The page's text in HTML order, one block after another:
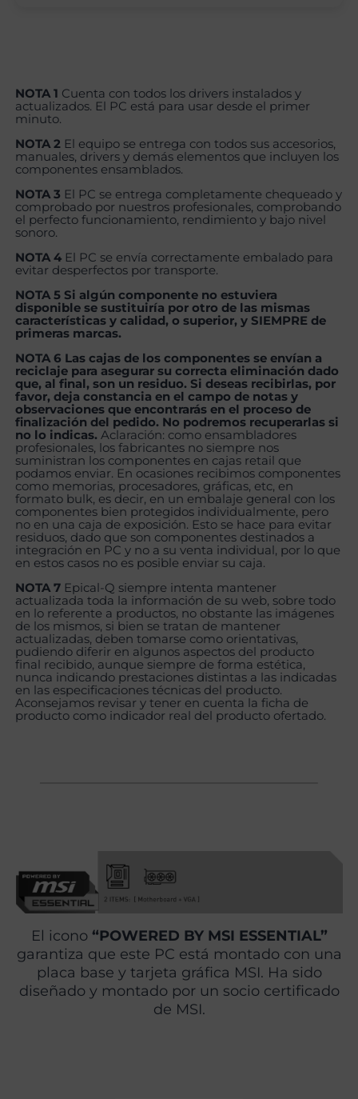
NOTA 1 Cuenta con todos los drivers instalados y
actualizados. El PC está para usar desde el primer
minuto.
NOTA 2 El equipo se entrega con todos sus accesorios,
manuales, drivers y demás elementos que incluyen los
componentes ensamblados.
NOTA 3 El PC se entrega completamente chequeado y
comprobado por nuestros profesionales, comprobando
el perfecto funcionamiento, rendimiento y bajo nivel
sonoro.
NOTA 4 El PC se envía correctamente embalado para
evitar desperfectos por transporte.
NOTA 5 Si algún componente no estuviera
disponible se sustituiría por otro de las mismas
características y calidad, o superior, y SIEMPRE de
primeras marcas.
NOTA 6 Las cajas de los componentes se envían a
reciclaje para asegurar su correcta eliminación dado
que, al final, son un residuo. Si deseas recibirlas, por
favor, deja constancia en el campo de notas y
observaciones que encontrarás en el proceso de
finalización del pedido. No podremos recuperarlas si
no lo indicas. Aclaración: como ensambladores
profesionales, los fabricantes no siempre nos
suministran los componentes en cajas retail que
podamos enviar. En ocasiones recibimos componentes
como memorias, procesadores, gráficas, etc, en
formato bulk, es decir, en un embalaje general con los
componentes bien protegidos individualmente, pero
no en una caja de exposición. Esto se hace para evitar
residuos, dado que son componentes destinados a
integración en PC y no a su venta individual, por lo que
en estos casos no es posible enviar su caja.
NOTA 7 Epical-Q siempre intenta mantener
actualizada toda la información de su web, sobre todo
en lo referente a productos, no obstante las imágenes
de los mismos, si bien se tratan de mantener
actualizadas, deben tomarse como orientativas,
pudiendo diferir en algunos aspectos del producto
final recibido, aunque siempre de forma estética,
nunca indicando prestaciones distintas a las indicadas
en las especificaciones técnicas del producto.
Aconsejamos revisar y tener en cuenta la ficha de
producto como indicador real del producto ofertado.
El icono “POWERED BY MSI ESSENTIAL”
garantiza que este PC está montado con una
placa base y tarjeta gráfica MSI. Ha sido
diseñado y montado por un socio certificado
de MSI.